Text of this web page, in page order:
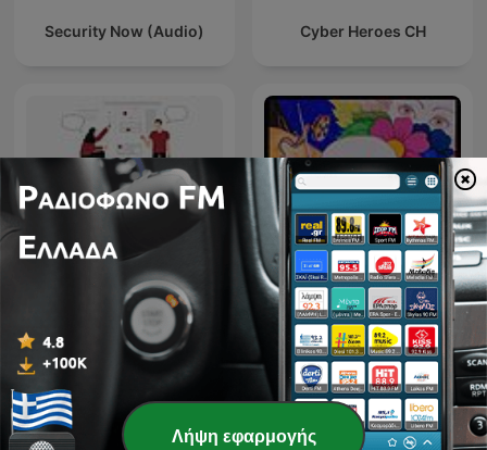
Security Now (Audio) Cyber Heroes CH
Θέματα περί ανάλυσης
Radio Pirata la Radio nella
Radio
Λήψη εφαρμογής